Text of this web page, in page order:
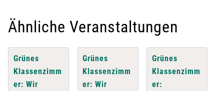
Ähnliche Veranstaltungen
Grünes
Klassenzimm
er: Wir
Grünes
Klassenzimm
er: Wir
Grünes
Klassenzimm
er: